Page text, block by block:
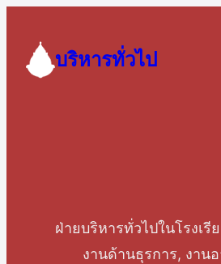
contentบริหารทั่วไป
ฝ่ายบริหารทั่วไปในโรงเ
งานด้านธุรการ, งาน